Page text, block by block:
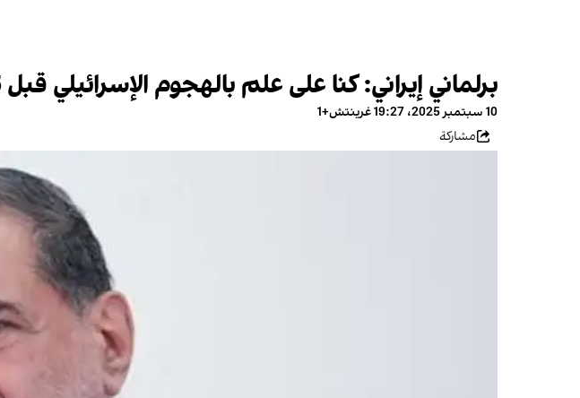
برلماني إيراني: كنا على علم بالهجوم الإسرائيلي قبل 5 ساعات من تنفيذه
10 سبتمبر 2025، 19:27 غرينتش+1
مشاركة